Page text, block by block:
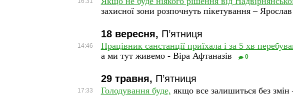
захисної зони розпочнуть пікетування –
18 вересня, П’ятниця
14:46 Працівник санстанції приїхала і за 5 хв
а ми тут живемо - Віра Афтаназів
0
29 травня, П’ятниця
17:33 Голодування буде, якщо все залишиться без змін